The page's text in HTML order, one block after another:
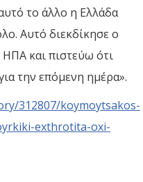
το άλλο η Ελλάδα
Αυτό διεκδίκησε ο
και πιστεύω ότι
την επόμενη ημέρα».
312807/koymoytsakos-
exthrotita-oxi-